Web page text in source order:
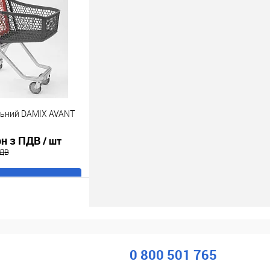
порівняння
В наявності
DAMIX AVANT
з ПДВ/ шт
0 800 501 765